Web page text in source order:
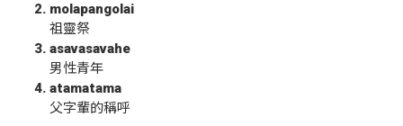
molapangolai
祖靈祭
asavasavahe
男性青年
atamatama
父字輩的稱呼